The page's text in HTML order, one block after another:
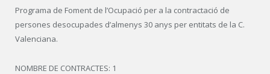
Programa de Foment de l’Ocupació per a la contractació de
persones desocupades d’almenys 30 anys per entitats de la C.
Valenciana.
NOMBRE DE CONTRACTES: 1